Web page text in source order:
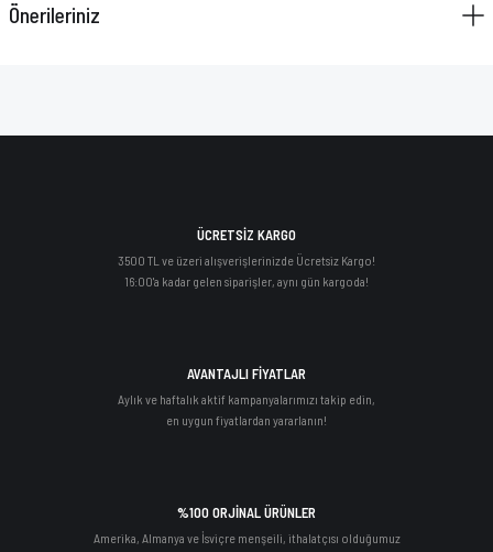
Önerileriniz
ÜCRETSİZ KARGO
3500 TL ve üzeri alışverişlerinizde Ücretsiz Kargo!
16:00'a kadar gelen siparişler, aynı gün kargoda!
AVANTAJLI FİYATLAR
Aylık ve haftalık aktif kampanyalarımızı takip edin,
en uygun fiyatlardan yararlanın!
%100 ORJİNAL ÜRÜNLER
Amerika, Almanya ve İsviçre menşeili, ithalatçısı olduğumuz